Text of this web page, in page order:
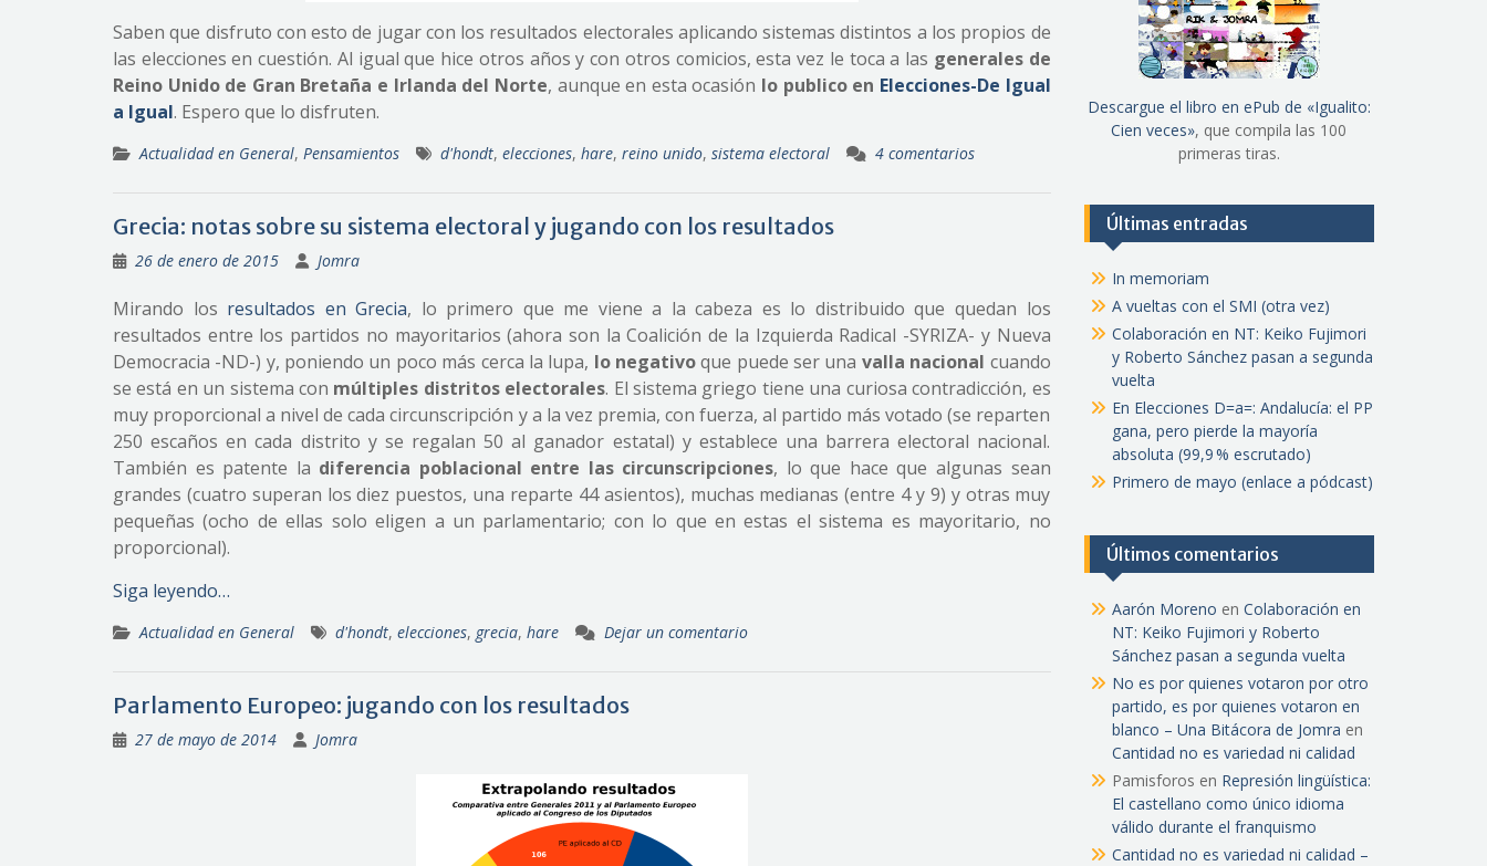
Saben que disfruto con esto de jugar con los resultados electorales aplicando sistemas distintos a los propios de
las elecciones en cuestión. Al igual que hice otros años y con otros comicios, esta vez le toca a las generales de
Reino Unido de Gran Bretaña e Irlanda del Norte, aunque en esta ocasión lo publico en Elecciones-De Igual
a Igual. Espero que lo disfruten.
Actualidad en General, Pensamientos d'hondt, elecciones, hare, reino unido, sistema electoral 4 comentarios
Grecia: notas sobre su sistema electoral y jugando con los resultados
26 de enero de 2015 Jomra
Mirando los resultados en Grecia, lo primero que me viene a la cabeza es lo distribuido que quedan los
resultados entre los partidos no mayoritarios (ahora son la Coalición de la Izquierda Radical -SYRIZA- y Nueva
Democracia -ND-) y, poniendo un poco más cerca la lupa, lo negativoque puede ser una valla nacional cuando
se está en un sistema con múltiples distritos electorales. El sistema griego tiene una curiosa contradicción, es
muy proporcional a nivel de cada circunscripción y a la vez premia, con fuerza, al partido más votado (se reparten
250 escaños en cada distrito y se regalan 50 al ganador estatal) y establece una barrera electoral nacional.
También es patente la diferencia poblacional entre las circunscripciones, lo que hace que algunas sean
grandes (cuatro superan los diez puestos, una reparte 44 asientos), muchas medianas (entre 4 y 9) y otras muy
pequeñas (ocho de ellas solo eligen a un parlamentario; con lo que en estas el sistema es mayoritario, no
proporcional).
Siga leyendo…
Actualidad en General d'hondt, elecciones, grecia, hare Dejar un comentario
Parlamento Europeo: jugando con los resultados
27 de mayo de 2014 Jomra
Descargue el libro en ePub de «Igualito:
Cien veces», que compila las 100
primeras tiras.
Últimas entradas
In memoriam
A vueltas con el SMI (otra vez)
Colaboración en NT: Keiko Fujimori
y Roberto Sánchez pasan a segunda
vuelta
En Elecciones D=a=: Andalucía: el PP
gana, pero pierde la mayoría
absoluta (99,9 % escrutado)
Primero de mayo (enlace a pódcast)
Últimos comentarios
Aarón Moreno en Colaboración en
NT: Keiko Fujimori y Roberto
Sánchez pasan a segunda vuelta
No es por quienes votaron por otro
partido, es por quienes votaron en
blanco – Una Bitácora de Jomra en
Cantidad no es variedad ni calidad
Pamisforos en Represión lingüística:
El castellano como único idioma
válido durante el franquismo
Cantidad no es variedad ni calidad –